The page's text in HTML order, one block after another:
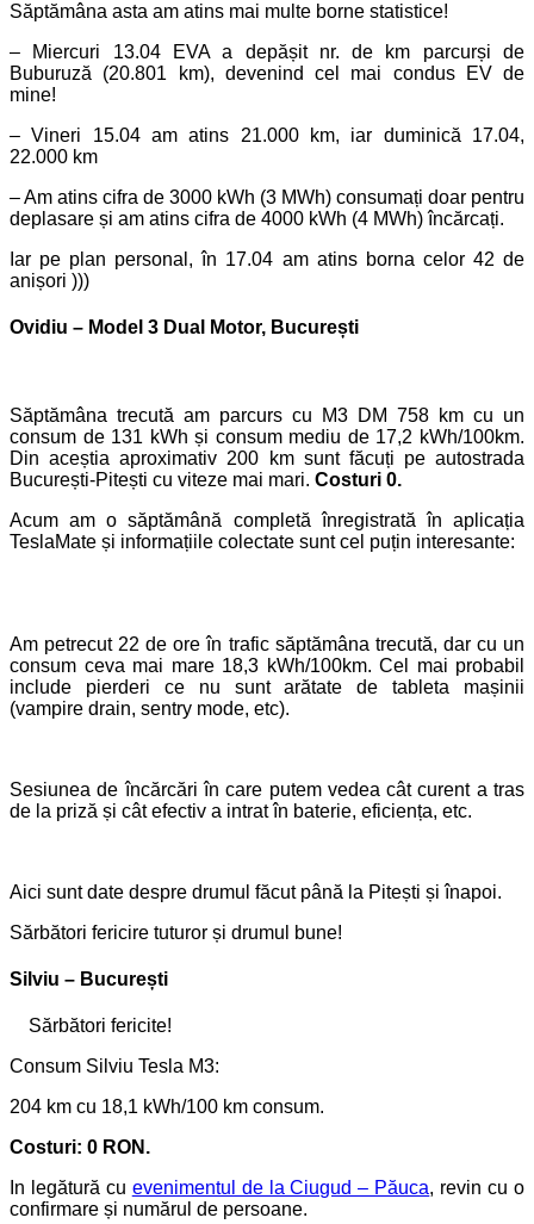
Săptămâna asta am atins mai multe borne statistice!
– Miercuri 13.04 EVA a depășit nr. de km parcurși de
Buburuză (20.801 km), devenind cel mai condus EV de
mine!
– Vineri 15.04 am atins 21.000 km, iar duminică 17.04,
22.000 km
– Am atins cifra de 3000 kWh (3 MWh) consumați doar pentru
deplasare și am atins cifra de 4000 kWh (4 MWh) încărcați.
Iar pe plan personal, în 17.04 am atins borna celor 42 de
anișori )))
Ovidiu – Model 3 Dual Motor, București
Săptămâna trecută am parcurs cu M3 DM 758 km cu un
consum de 131 kWh și consum mediu de 17,2 kWh/100km.
Din aceștia aproximativ 200 km sunt făcuți pe autostrada
București-Pitești cu viteze mai mari. Costuri 0.
Acum am o săptămână completă înregistrată în aplicația
TeslaMate și informațiile colectate sunt cel puțin interesante:
Am petrecut 22 de ore în trafic săptămâna trecută, dar cu un
consum ceva mai mare 18,3 kWh/100km. Cel mai probabil
include pierderi ce nu sunt arătate de tableta mașinii
(vampire drain, sentry mode, etc).
Sesiunea de încărcări în care putem vedea cât curent a tras
de la priză și cât efectiv a intrat în baterie, eficiența, etc.
Aici sunt date despre drumul făcut până la Pitești și înapoi.
Sărbători fericire tuturor și drumul bune!
Silviu – București
Sărbători fericite!
Consum Silviu Tesla M3:
204 km cu 18,1 kWh/100 km consum.
Costuri: 0 RON.
In legătură cu evenimentul de la Ciugud – Păuca, revin cu o
confirmare și numărul de persoane.